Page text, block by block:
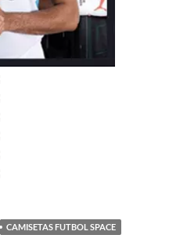
CAMISETAS FUTBOL SPACE